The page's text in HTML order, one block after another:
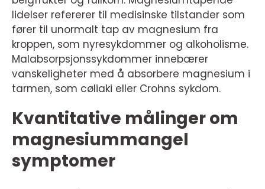
lidelser refererer til medisinske tilstander som
fører til unormalt tap av magnesium fra
kroppen, som nyresykdommer og alkoholisme.
Malabsorpsjonssykdommer innebærer
vanskeligheter med å absorbere magnesium i
tarmen, som cøliaki eller Crohns sykdom.
Kvantitative målinger om
magnesiummangel
symptomer